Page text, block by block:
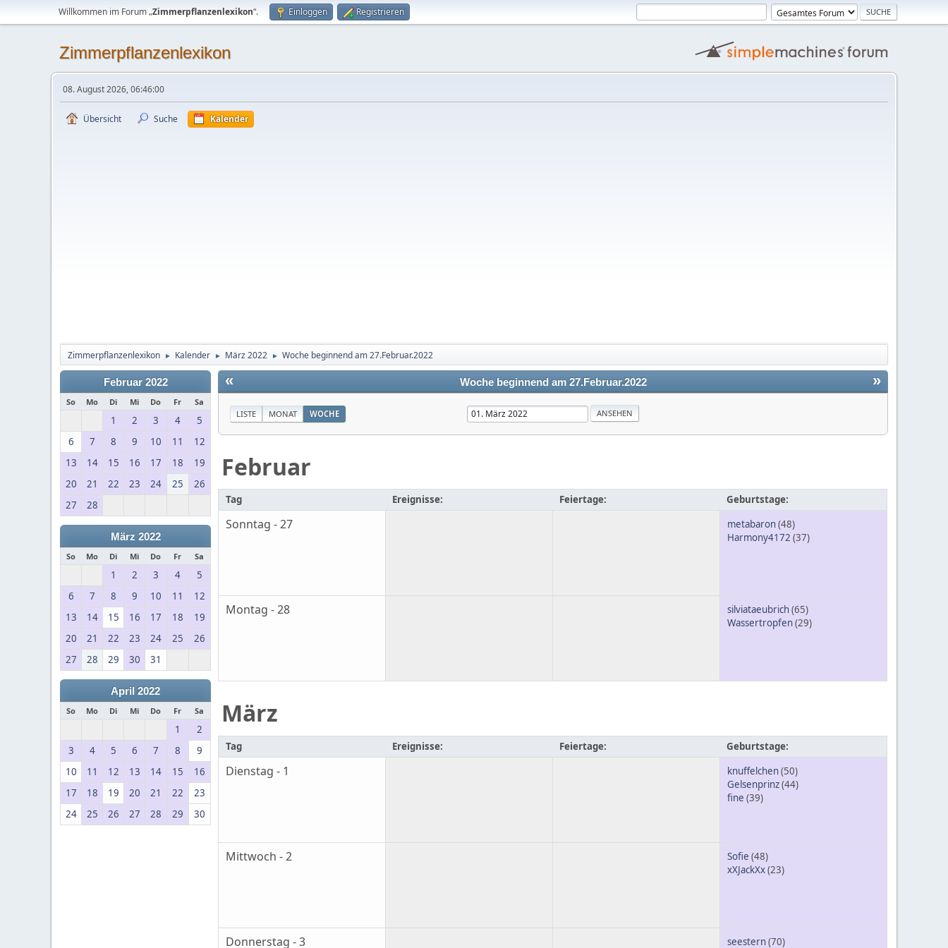
Willkommen im Forum „Zimmerpflanzenlexikon“. Einloggen Registrieren
Zimmerpflanzenlexikon
08. August 2026, 06:46:00
Übersicht Suche Kalender
Zimmerpflanzenlexikon ► Kalender ► März 2022 ► Woche beginnend am 27.Februar.2022
Februar 2022
So Mo Di Mi Do Fr Sa
1 2 3 4
5
6
7 8 9 10 11
12
13
14 15 16 17 18
19
20
21 22 23 24 25
26
27
28
März 2022
So Mo Di Mi Do Fr Sa
1 2 3 4
5
6
7 8 9 10 11
12
13
14 15 16 17 18
19
20
21 22 23 24 25
26
27
28 29 30 31
April 2022
So Mo Di Mi Do Fr Sa
1
2
3
4 5 6 7 8
9
10
11 12 13 14 15
16
17
18 19 20 21 22
23
24
25 26 27 28 29 30
« »
Woche beginnend am 27.Februar.2022
LISTE MONAT WOCHE
Februar
Tag Ereignisse: Feiertage: Geburtstage:
Sonntag - 27 metabaron(48)
Harmony4172 (37)
Montag - 28 silviataeubrich(65)
Wassertropfen(29)
März
Tag Ereignisse: Feiertage: Geburtstage:
Dienstag - 1 knuffelchen(50)
Gelsenprinz(44)
fine (39)
Mittwoch - 2 Sofie (48)
xXJackXx(23)
Donnerstag - 3 seestern(70)